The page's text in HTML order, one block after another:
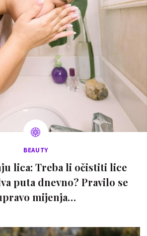
BEAUTY
lica: Treba li očistiti lice
puta dnevno? Pravilo se
mijenja…